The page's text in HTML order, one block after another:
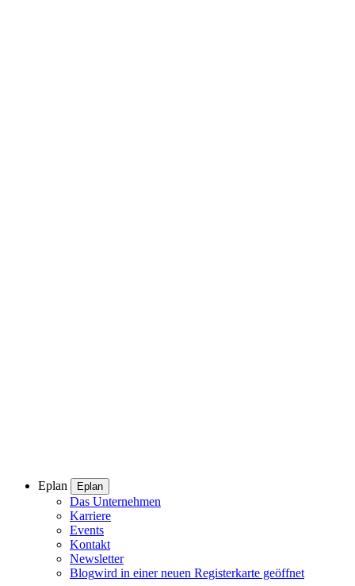
Eplan Eplan
Das Unternehmen
Karriere
Events
Kontakt
Newsletter
Blogwird in einer neuen Registerkarte geöffnet